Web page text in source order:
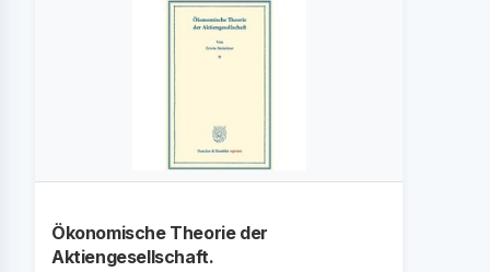
Ökonomische Theorie der
Aktiengesellschaft.